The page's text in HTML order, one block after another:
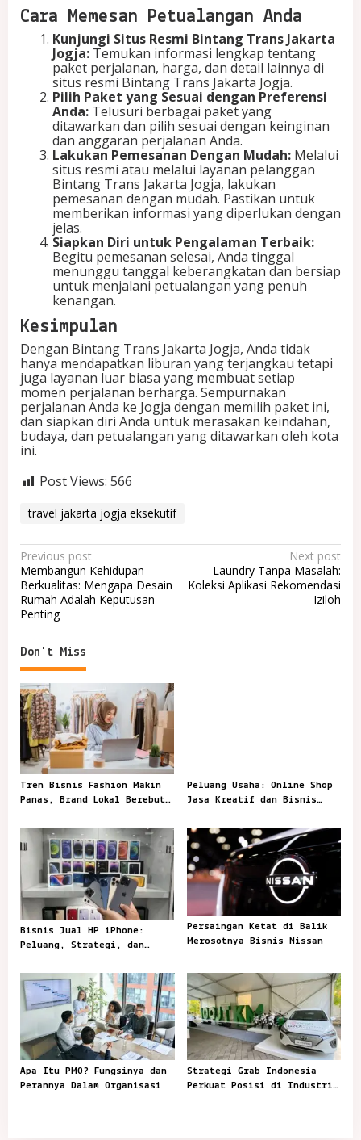
Cara Memesan Petualangan Anda
Kunjungi Situs Resmi Bintang Trans Jakarta
Jogja: Temukan informasi lengkap tentang
paket perjalanan, harga, dan detail lainnya di
situs resmi Bintang Trans Jakarta Jogja.
Pilih Paket yang Sesuai dengan Preferensi
Anda: Telusuri berbagai paket yang
ditawarkan dan pilih sesuai dengan keinginan
dan anggaran perjalanan Anda.
Lakukan Pemesanan Dengan Mudah: Melalui
situs resmi atau melalui layanan pelanggan
Bintang Trans Jakarta Jogja, lakukan
pemesanan dengan mudah. Pastikan untuk
memberikan informasi yang diperlukan dengan
jelas.
Siapkan Diri untuk Pengalaman Terbaik:
Begitu pemesanan selesai, Anda tinggal
menunggu tanggal keberangkatan dan bersiap
untuk menjalani petualangan yang penuh
kenangan.
Kesimpulan
Dengan Bintang Trans Jakarta Jogja, Anda tidak
hanya mendapatkan liburan yang terjangkau tetapi
juga layanan luar biasa yang membuat setiap
momen perjalanan berharga. Sempurnakan
perjalanan Anda ke Jogja dengan memilih paket ini,
dan siapkan diri Anda untuk merasakan keindahan,
budaya, dan petualangan yang ditawarkan oleh kota
ini.
Post Views: 566
travel jakarta jogja eksekutif
P
o
s
n
a
v
i
g
a
t
i
o
n
Previous post
Membangun Kehidupan
Berkualitas: Mengapa Desain
Rumah Adalah Keputusan
Penting
Next post
Laundry Tanpa Masalah:
Koleksi Aplikasi Rekomendasi
Iziloh
Don't Miss
Tren Bisnis Fashion Makin
Panas, Brand Lokal Berebut
Peluang Usaha: Online Shop
Jasa Kreatif dan Bisnis
Bisnis Jual HP iPhone:
Peluang, Strategi, dan
Persaingan Ketat di Balik
Merosotnya Bisnis Nissan
Apa Itu PMO? Fungsinya dan
Perannya Dalam Organisasi
Strategi Grab Indonesia
Perkuat Posisi di Industri